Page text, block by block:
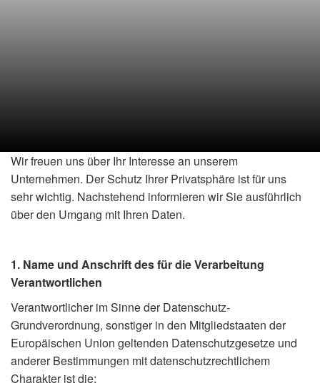
Wir freuen uns über Ihr Interesse an unserem
Unternehmen. Der Schutz Ihrer Privatsphäre ist für uns
sehr wichtig. Nachstehend informieren wir Sie ausführlich
über den Umgang mit Ihren Daten.
1. Name und Anschrift des für die Verarbeitung
Verantwortlichen
Verantwortlicher im Sinne der Datenschutz-
Grundverordnung, sonstiger in den Mitgliedstaaten der
Europäischen Union geltenden Datenschutzgesetze und
anderer Bestimmungen mit datenschutzrechtlichem
Charakter ist die: